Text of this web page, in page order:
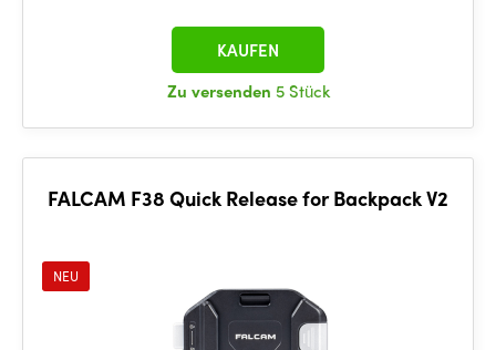
Zu versenden 5 Stück
KAUFEN
FALCAM F38 Quick Release for Backpack V2
NEU